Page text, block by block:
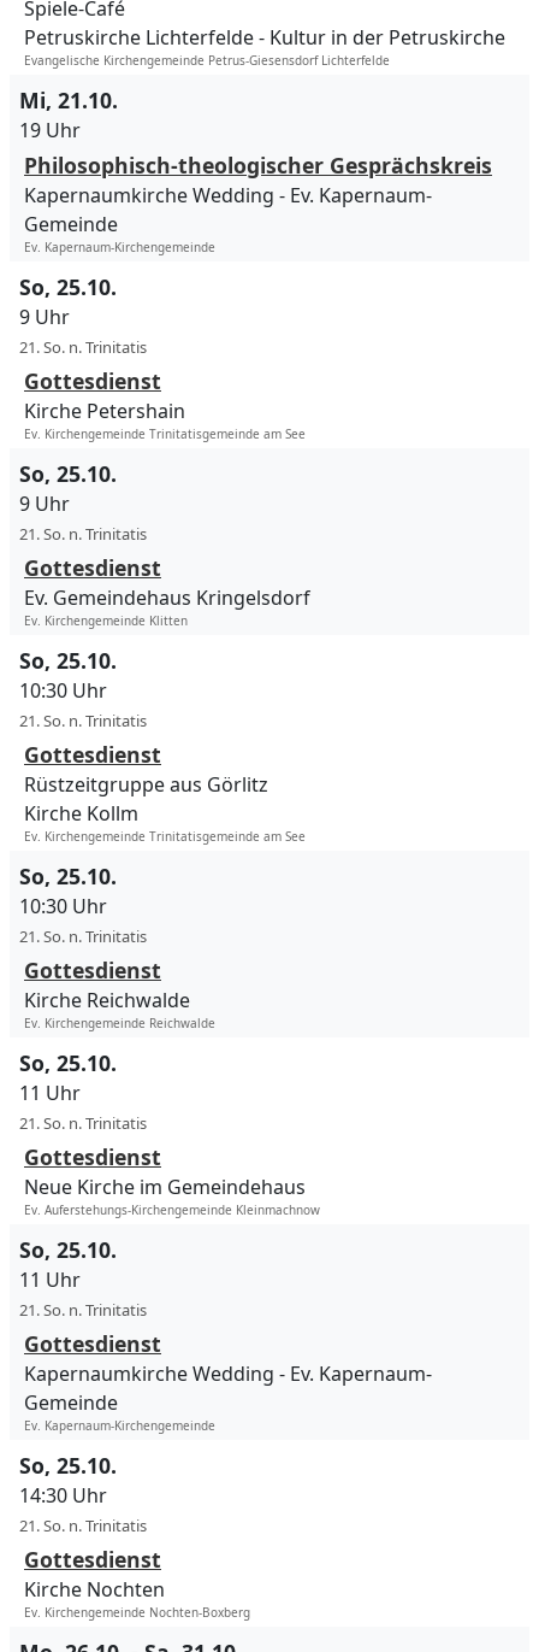
Spiele-Café
Petruskirche Lichterfelde
Kultur in der Petruskirche
Evangelische Kirchengemeinde Petrus-Giesensdorf Lichterfelde
Mi, 21.10.
19 Uhr
Philosophisch-theologischer Gesprächskreis
Kapernaumkirche Wedding
Ev. Kapernaum-
Gemeinde
Ev. Kapernaum-Kirchengemeinde
So, 25.10.
9 Uhr
21. So. n. Trinitatis
Gottesdienst
Kirche Petershain
Ev. Kirchengemeinde Trinitatisgemeinde am See
So, 25.10.
9 Uhr
21. So. n. Trinitatis
Gottesdienst
Ev. Gemeindehaus Kringelsdorf
Ev. Kirchengemeinde Klitten
So, 25.10.
10:30 Uhr
21. So. n. Trinitatis
Gottesdienst
Rüstzeitgruppe aus Görlitz
Kirche Kollm
Ev. Kirchengemeinde Trinitatisgemeinde am See
So, 25.10.
10:30 Uhr
21. So. n. Trinitatis
Gottesdienst
Kirche Reichwalde
Ev. Kirchengemeinde Reichwalde
So, 25.10.
11 Uhr
21. So. n. Trinitatis
Gottesdienst
Neue Kirche im Gemeindehaus
Ev. Auferstehungs-Kirchengemeinde Kleinmachnow
So, 25.10.
11 Uhr
21. So. n. Trinitatis
Gottesdienst
Kapernaumkirche Wedding
Ev. Kapernaum-
Gemeinde
Ev. Kapernaum-Kirchengemeinde
So, 25.10.
14:30 Uhr
21. So. n. Trinitatis
Gottesdienst
Kirche Nochten
Ev. Kirchengemeinde Nochten-Boxberg